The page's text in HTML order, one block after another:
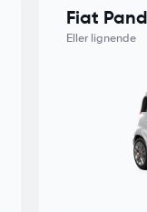
Fiat
Eller lignende